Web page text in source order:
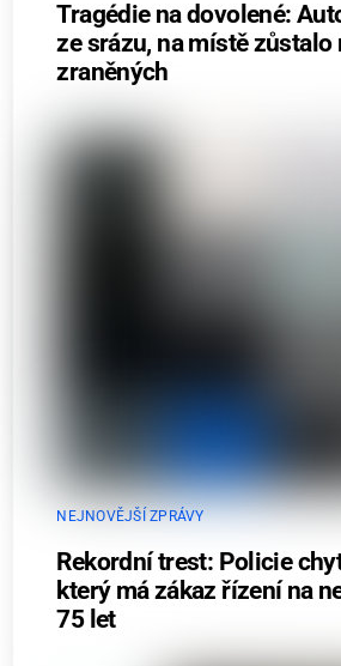
Tragédie na dovolené:
ze srázu, na místě zůstalo
zraněných
NEJNOVĚJŠÍ ZPRÁVY
Rekordní trest: Policie
který má zákaz řízení na
75 let